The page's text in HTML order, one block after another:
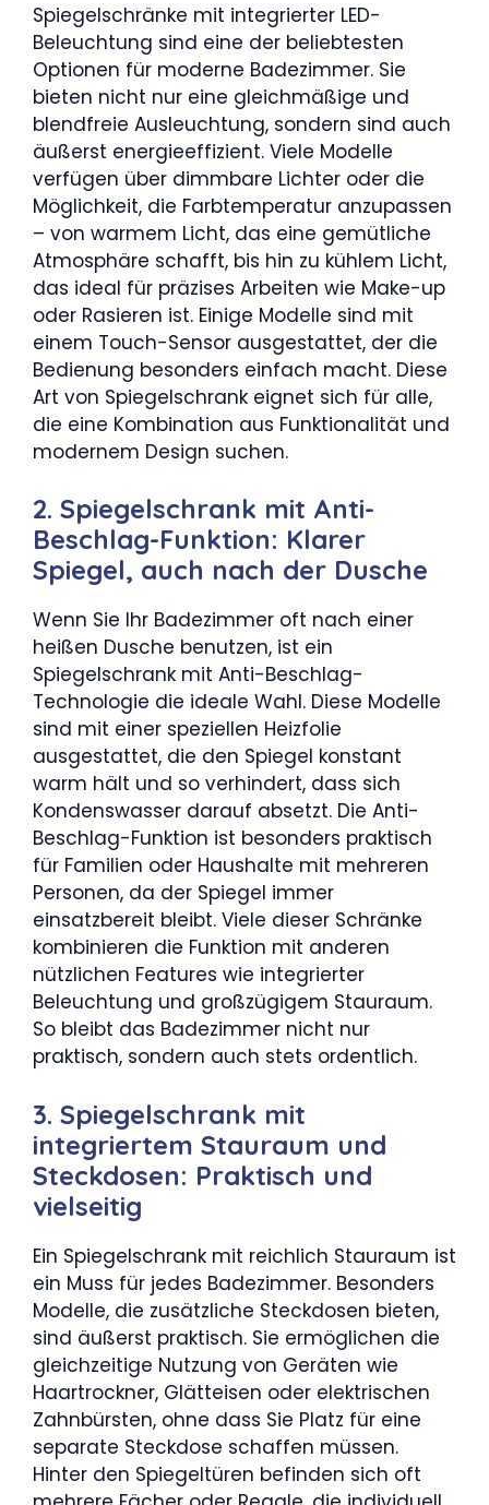
Spiegelschränke mit integrierter LED-
Beleuchtung sind eine der beliebtesten
Optionen für moderne Badezimmer. Sie
bieten nicht nur eine gleichmäßige und
blendfreie Ausleuchtung, sondern sind auch
äußerst energieeffizient. Viele Modelle
verfügen über dimmbare Lichter oder die
Möglichkeit, die Farbtemperatur anzupassen
– von warmem Licht, das eine gemütliche
Atmosphäre schafft, bis hin zu kühlem Licht,
das ideal für präzises Arbeiten wie Make-up
oder Rasieren ist. Einige Modelle sind mit
einem Touch-Sensor ausgestattet, der die
Bedienung besonders einfach macht. Diese
Art von Spiegelschrank eignet sich für alle,
die eine Kombination aus Funktionalität und
modernem Design suchen.
2. Spiegelschrank mit Anti-
Beschlag-Funktion: Klarer
Spiegel, auch nach der Dusche
Wenn Sie Ihr Badezimmer oft nach einer
heißen Dusche benutzen, ist ein
Spiegelschrank mit Anti-Beschlag-
Technologie die ideale Wahl. Diese Modelle
sind mit einer speziellen Heizfolie
ausgestattet, die den Spiegel konstant
warm hält und so verhindert, dass sich
Kondenswasser darauf absetzt. Die Anti-
Beschlag-Funktion ist besonders praktisch
für Familien oder Haushalte mit mehreren
Personen, da der Spiegel immer
einsatzbereit bleibt. Viele dieser Schränke
kombinieren die Funktion mit anderen
nützlichen Features wie integrierter
Beleuchtung und großzügigem Stauraum.
So bleibt das Badezimmer nicht nur
praktisch, sondern auch stets ordentlich.
3. Spiegelschrank mit
integriertem Stauraum und
Steckdosen: Praktisch und
vielseitig
Ein Spiegelschrank mit reichlich Stauraum ist
ein Muss für jedes Badezimmer. Besonders
Modelle, die zusätzliche Steckdosen bieten,
sind äußerst praktisch. Sie ermöglichen die
gleichzeitige Nutzung von Geräten wie
Haartrockner, Glätteisen oder elektrischen
Zahnbürsten, ohne dass Sie Platz für eine
separate Steckdose schaffen müssen.
Hinter den Spiegeltüren befinden sich oft